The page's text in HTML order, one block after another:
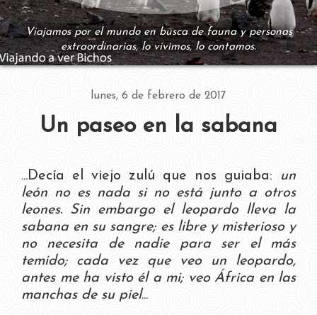
Viajamos por el mundo en busca de fauna y personas
extraordinarias, lo vivimos, lo contamos.
lunes, 6 de febrero de 2017
Un paseo en la sabana
...Decía el viejo zulú que nos guiaba: un
león no es nada si no está junto a otros
leones. Sin embargo el leopardo lleva la
sabana en su sangre; es libre y misterioso y
no necesita de nadie para ser el más
temido; cada vez que veo un leopardo,
antes me ha visto él a mi; veo África en las
manchas de su piel...